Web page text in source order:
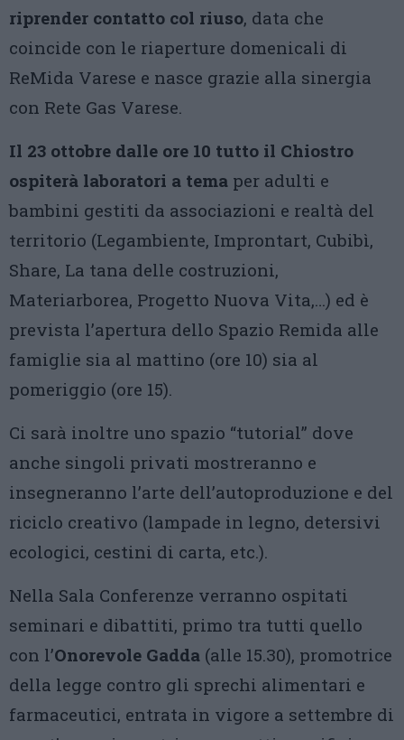
riprender contatto col riuso, data che
coincide con le riaperture domenicali di
ReMida Varese e nasce grazie alla sinergia
con Rete Gas Varese.
Il 23 ottobre dalle ore 10 tutto il Chiostro
ospiterà laboratori a tema per adulti e
bambini gestiti da associazioni e realtà del
territorio (Legambiente, Improntart, Cubibì,
Share, La tana delle costruzioni,​ ​
Materiarborea, Progetto Nuova Vita,…)​ ed è
prevista l’apertura dello Spazio Remida alle
famiglie sia al mattino (ore 10) sia al
pomeriggio (ore 15)​.​
Ci sarà inoltre uno spazio “tutorial” dove
anche singoli privati mostreranno e
insegneranno l’arte dell’autoproduzione e del
riciclo creativo (lampade in legno, detersivi
ecologici, cestini di carta, etc​.).
​Nella Sala Conferenze verranno ospitati
seminari e dibattiti, primo tra tutti quello
con l’Onorevole Gadda (alle 15.30), promotrice
della legge contro gli sprechi alimentari e
farmaceutici, entrata in vigore a settembre di